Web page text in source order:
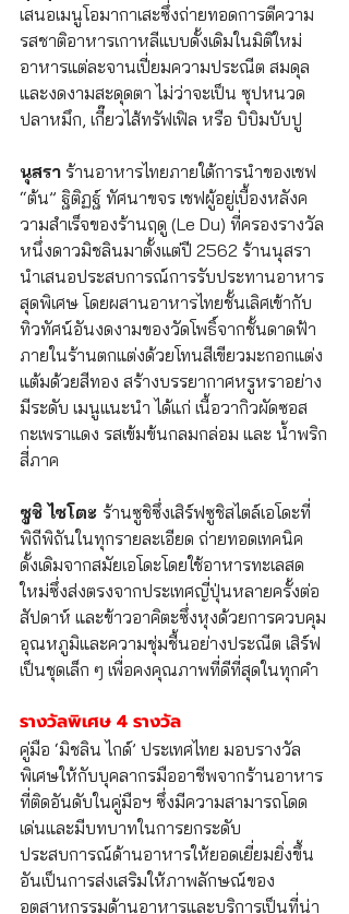
เสนอเมนูโอมากาเสะซึ่งถ่ายทอดการตีความ
รสชาติอาหารเกาหลีแบบดั้งเดิมในมิติใหม่
อาหารแต่ละจานเปี่ยมความประณีต สมดุล
และงดงามสะดุดตา ไม่ว่าจะเป็น ซุปหนวด
ปลาหมึก, เกี๊ยวไส้ทรัฟเฟิล หรือ บิบิมบับปู
นุสรา ร้านอาหารไทยภายใต้การนำของเชฟ
“ต้น” ฐิติฏฐ์ ทัศนาขจร เชฟผู้อยู่เบื้องหลังค
วามสำเร็จของร้านฤดู (Le Du) ที่ครองรางวัล
หนึ่งดาวมิชลินมาตั้งแต่ปี 2562 ร้านนุสรา
นำเสนอประสบการณ์การรับประทานอาหาร
สุดพิเศษ โดยผสานอาหารไทยชั้นเลิศเข้ากับ
ทิวทัศน์อันงดงามของวัดโพธิ์จากชั้นดาดฟ้า
ภายในร้านตกแต่งด้วยโทนสีเขียวมะกอกแต่ง
แต้มด้วยสีทอง สร้างบรรยากาศหรูหราอย่าง
มีระดับ เมนูแนะนำ ได้แก่ เนื้อวากิวผัดซอส
กะเพราแดง รสเข้มข้นกลมกล่อม และ น้ำพริก
สี่ภาค
ซูชิ ไซโตะ ร้านซูชิซึ่งเสิร์ฟซูชิสไตล์เอโดะที่
พิถีพิถันในทุกรายละเอียด ถ่ายทอดเทคนิค
ดั้งเดิมจากสมัยเอโดะโดยใช้อาหารทะเลสด
ใหม่ซึ่งส่งตรงจากประเทศญี่ปุ่นหลายครั้งต่อ
สัปดาห์ และข้าวอาคิตะซึ่งหุงด้วยการควบคุม
อุณหภูมิและความชุ่มชื้นอย่างประณีต เสิร์ฟ
เป็นชุดเล็ก ๆ เพื่อคงคุณภาพที่ดีที่สุดในทุกคำ
รางวัลพิเศษ 4 รางวัล
คู่มือ ‘มิชลิน ไกด์’ ประเทศไทย มอบรางวัล
พิเศษให้กับบุคลากรมืออาชีพจากร้านอาหาร
ที่ติดอันดับในคู่มือฯ ซึ่งมีความสามารถโดด
เด่นและมีบทบาทในการยกระดับ
ประสบการณ์ด้านอาหารให้ยอดเยี่ยมยิ่งขึ้น
อันเป็นการส่งเสริมให้ภาพลักษณ์ของ
อุตสาหกรรมด้านอาหารและบริการเป็นที่น่า